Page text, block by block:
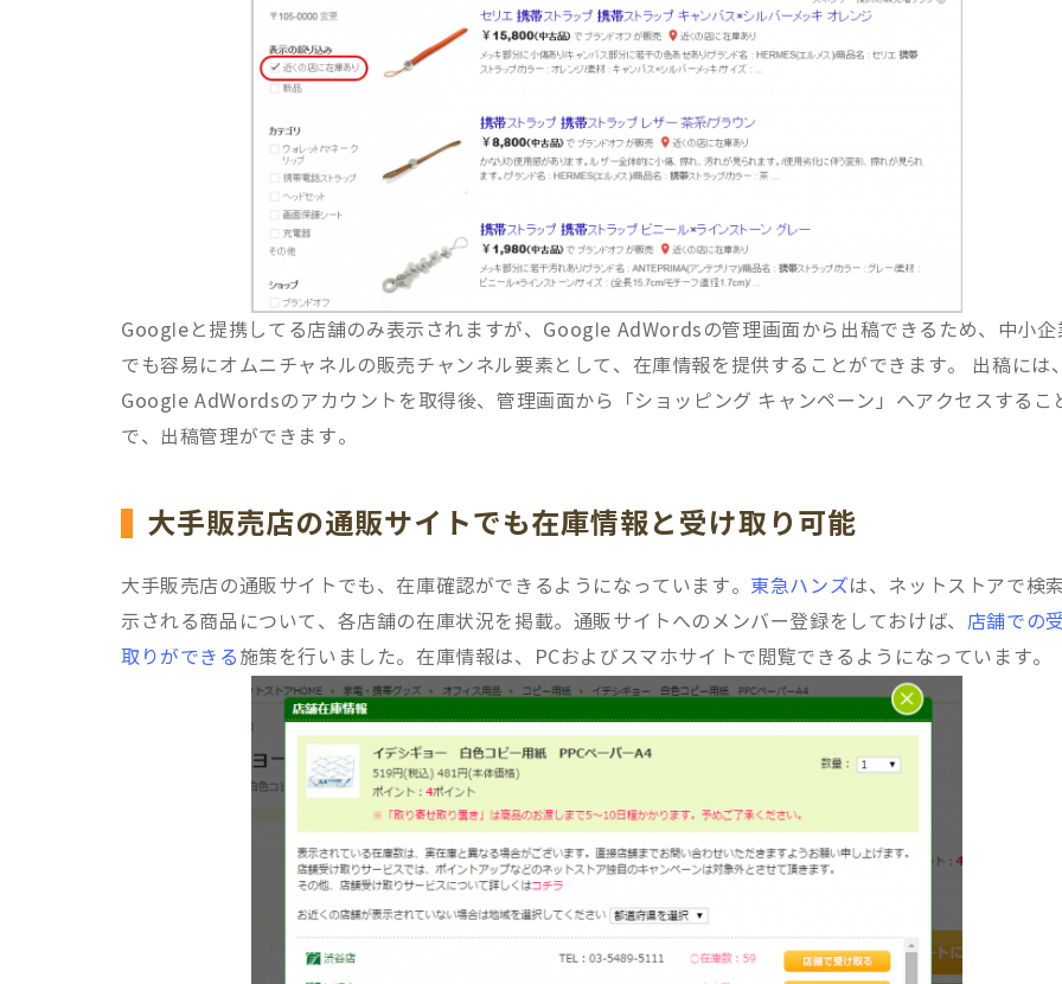
Googleと提携してる店舗のみ表示されますが、Google AdWordsの管理画面から出稿できるため、中小企
でも容易にオムニチャネルの販売チャンネル要素として、在庫情報を提供することができます。 出稿には、
Google AdWordsのアカウントを取得後、管理画面から「ショッピング キャンペーン」へアクセスするこ
で、出稿管理ができます。
大手販売店の通販サイトでも在庫情報と受け取り可能
大手販売店の通販サイトでも、在庫確認ができるようになっています。 東急ハンズは、ネットストアで検
示される商品について、各店舗の在庫状況を掲載。通販サイトへのメンバー登録をしておけば、 店舗での
取りができる 施策を行いました。在庫情報は、PCおよびスマホサイトで閲覧できるようになっています。